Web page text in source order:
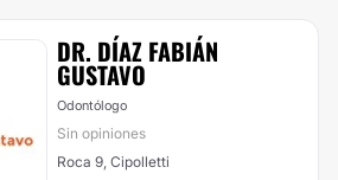
DR. DÍAZ FABIÁN
GUSTAVO
Odontólogo
Sin opiniones
Roca 9, Cipolletti